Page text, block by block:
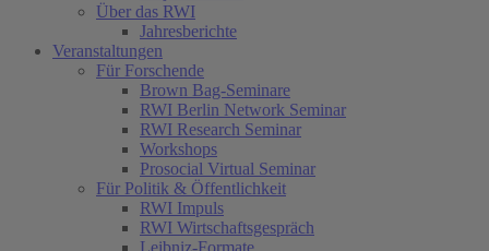
Über das RWI
Jahresberichte
Veranstaltungen
Für Forschende
Brown Bag-Seminare
RWI Berlin Network Seminar
RWI Research Seminar
Workshops
Prosocial Virtual Seminar
Für Politik & Öffentlichkeit
RWI Impuls
RWI Wirtschaftsgespräch
Leibniz-Formate